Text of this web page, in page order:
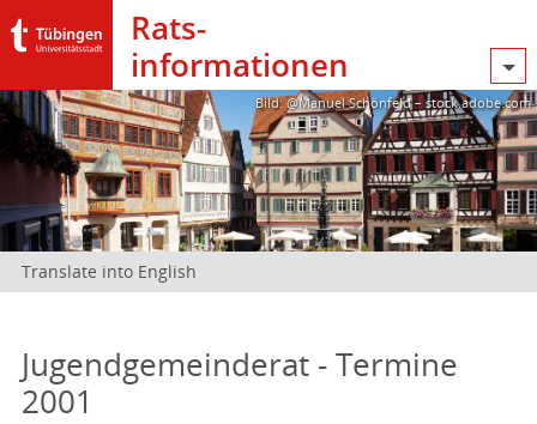
Rats­
informationen
Bild: @Manuel Schönfeld – stock.adobe.com
Translate into English
Jugendgemeinderat - Termine
2001